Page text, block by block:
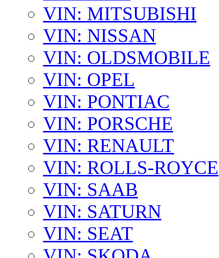
VIN: MITSUBISHI
VIN: NISSAN
VIN: OLDSMOBILE
VIN: OPEL
VIN: PONTIAC
VIN: PORSCHE
VIN: RENAULT
VIN: ROLLS-ROYCE
VIN: SAAB
VIN: SATURN
VIN: SEAT